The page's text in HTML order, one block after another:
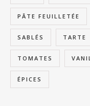
PÂTE FEUILLETÉE
SABLÉS TARTE
TOMATES
ÉPICES